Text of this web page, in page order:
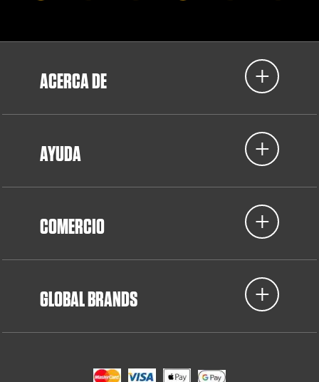
ACERCA DE
AYUDA
COMERCIO
GLOBAL BRANDS